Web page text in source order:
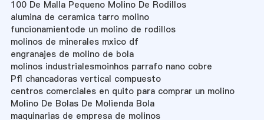
100 De Malla Pequeno Molino De Rodillos
alumina de ceramica tarro molino
funcionamientode un molino de rodillos
molinos de minerales mxico df
engranajes de molino de bola
molinos industrialesmoinhos parrafo nano cobre
Pfl chancadoras vertical compuesto
centros comerciales en quito para comprar un molino
Molino De Bolas De Molienda Bola
maquinarias de empresa de molinos